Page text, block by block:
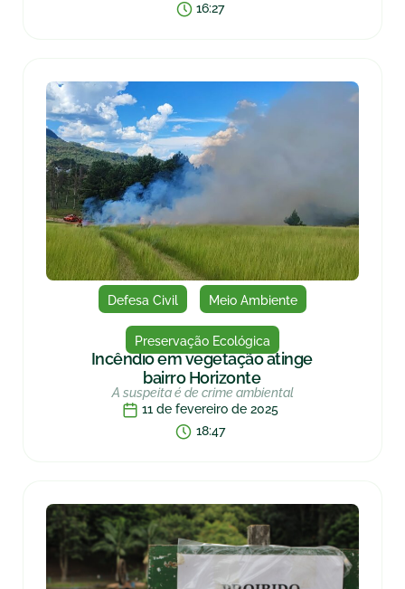
16:27
Defesa Civil Meio Ambiente
Preservação Ecológica
Incêndio em vegetação atinge
bairro Horizonte
A suspeita é de crime ambiental
11 de fevereiro de 2025
18:47